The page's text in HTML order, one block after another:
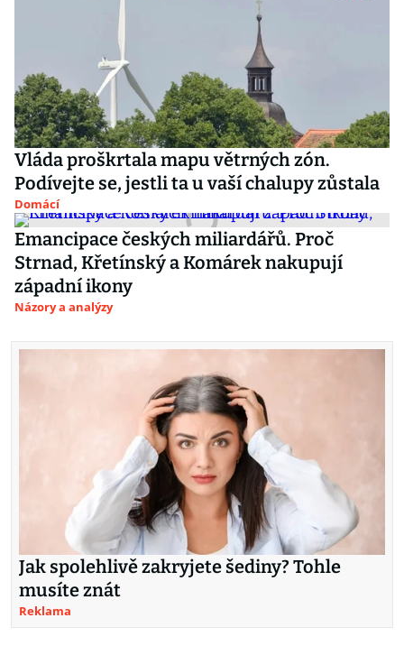
Vláda proškrtala mapu větrných zón.
Podívejte se, jestli ta u vaší chalupy zůstala
Domácí
Emancipace českých miliardářů. Proč
Strnad, Křetínský a Komárek nakupují
západní ikony
Názory a analýzy
Jak spolehlivě zakryjete šediny? Tohle
musíte znát
Reklama